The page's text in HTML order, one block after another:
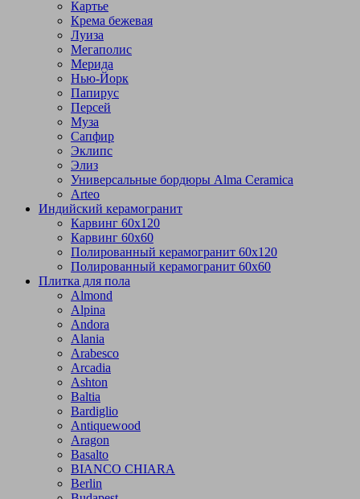
Картье
Крема бежевая
Луиза
Мегаполис
Мерида
Нью-Йорк
Папирус
Персей
Муза
Сапфир
Эклипс
Элиз
Универсальные бордюры Alma Ceramica
Arteo
Индийский керамогранит
Карвинг 60х120
Карвинг 60х60
Полированный керамогранит 60х120
Полированный керамогранит 60х60
Плитка для пола
Almond
Alpina
Andora
Alania
Arabesco
Arcadia
Ashton
Baltia
Bardiglio
Antiquewood
Aragon
Basalto
BIANCO CHIARA
Berlin